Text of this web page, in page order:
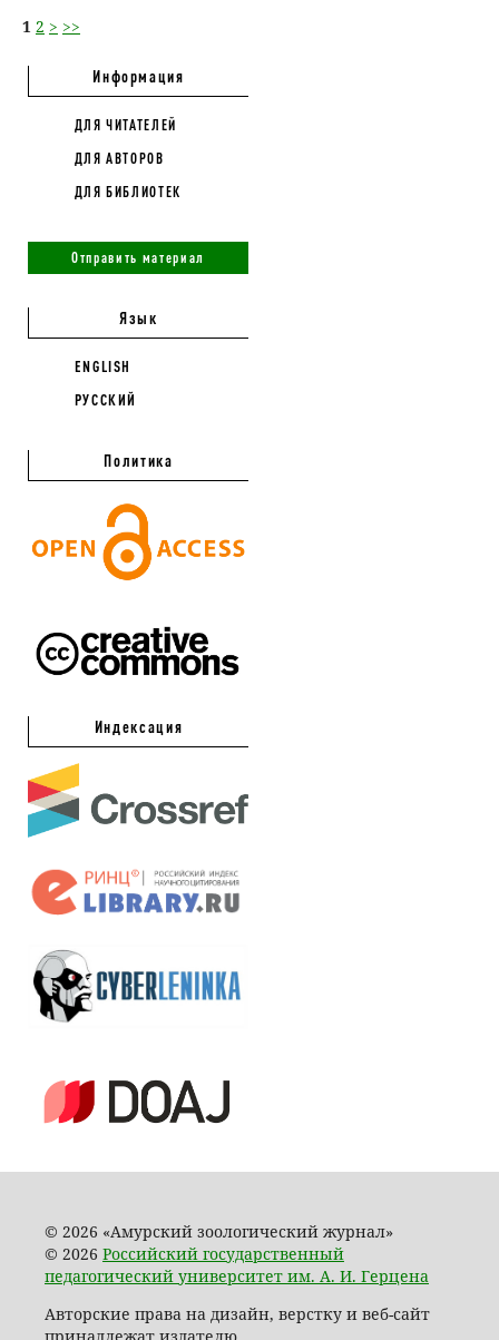
1 2 > >>
Информация
ДЛЯ ЧИТАТЕЛЕЙ
ДЛЯ АВТОРОВ
ДЛЯ БИБЛИОТЕК
Отправить материал
Язык
ENGLISH
РУССКИЙ
Политика
Индексация
© 2026 «Амурский зоологический журнал»
© 2026 Российский государственный
педагогический университет им. А. И. Герцена
Авторские права на дизайн, верстку и веб-сайт